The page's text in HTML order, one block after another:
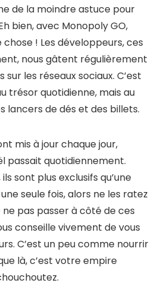
de la moindre astuce pour
bien, avec Monopoly GO,
! Les développeurs, ces
nous gâtent régulièrement
les réseaux sociaux. C’est
trésor quotidienne, mais au
lancers de dés et des billets.
mis à jour chaque jour,
passait quotidiennement.
sont plus exclusifs qu’une
seule fois, alors ne les ratez
pas passer à côté de ces
conseille vivement de vous
C’est un peu comme nourrir
là, c’est votre empire